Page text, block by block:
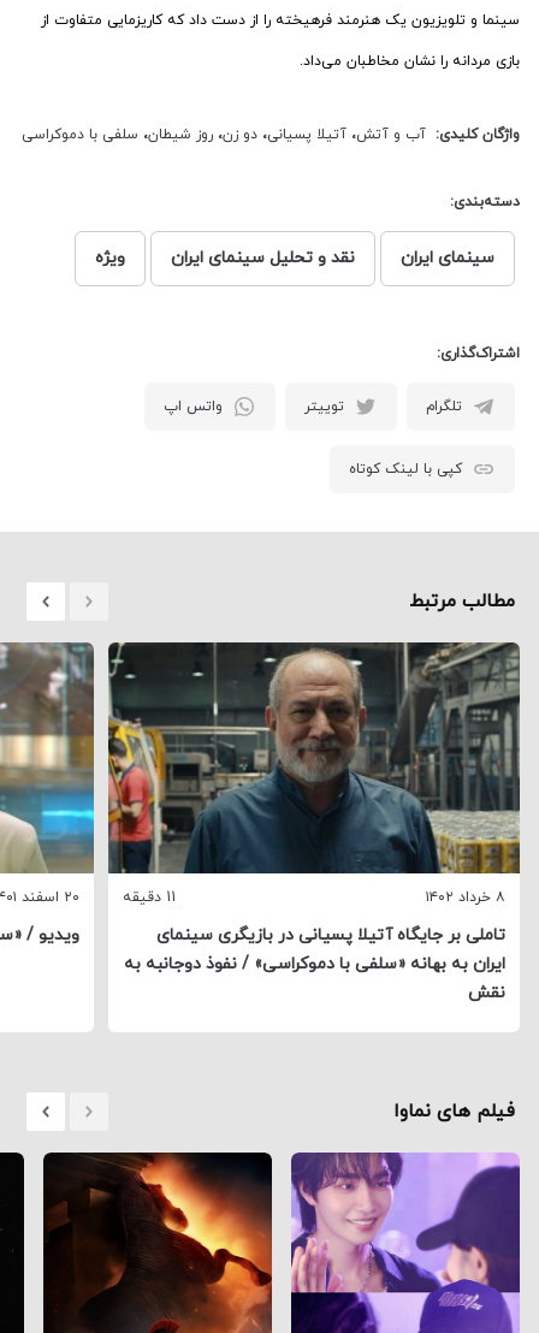
سینما و تلویزیون یک هنرمند فرهیخته را از دست داد که کاریزمایی متفاوت از
بازی مردانه را نشان مخاطبان می‌داد.
واژگان کلیدی: آب و آتش، آتیلا پسیانی، دو زن، روز شیطان، سلفی با دموکراسی
دسته‌بندی:
سینمای ایران نقد و تحلیل سینمای ایران ویژه
اشتراک‌گذاری:
تلگرام توییتر واتس اپ
کپی با لینک کوتاه
مطالب مرتبط
۸ خرداد ۱۴۰۲ 11 دقیقه
تاملی بر جایگاه آتیلا پسیانی در بازیگری سینمای
ایران به بهانه «سلفی با دموکراسی» / نفوذ دوجانبه به
نقش
۲۰ اسفند ۱۴۰۱
ویدیو /
فیلم های نماوا